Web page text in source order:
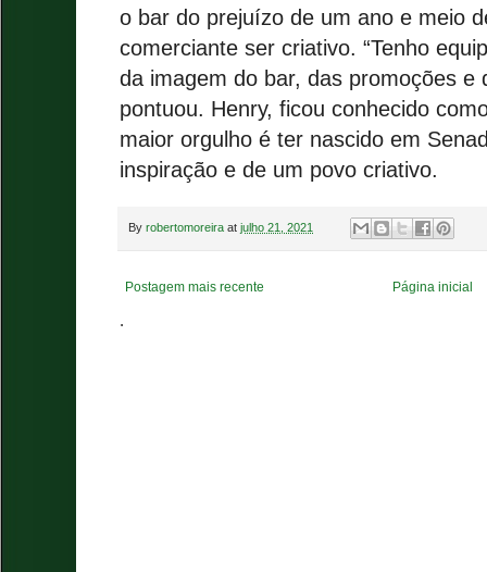
o bar do prejuízo de um ano e meio
comerciante ser criativo. “Tenho
da imagem do bar, das promoções e
pontuou. Henry, ficou conhecido
maior orgulho é ter nascido em
inspiração e de um povo criativo.
By robertomoreira at julho 21, 2021
Postagem mais recente Página inicial
.